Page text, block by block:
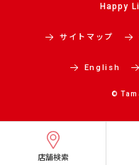
店舗検索
Happy
サイトマップ
English
©